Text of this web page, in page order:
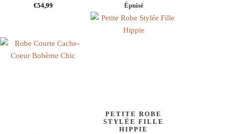
€54,99
Épuisé
PETITE ROBE
STYLÉE FILLE
HIPPIE